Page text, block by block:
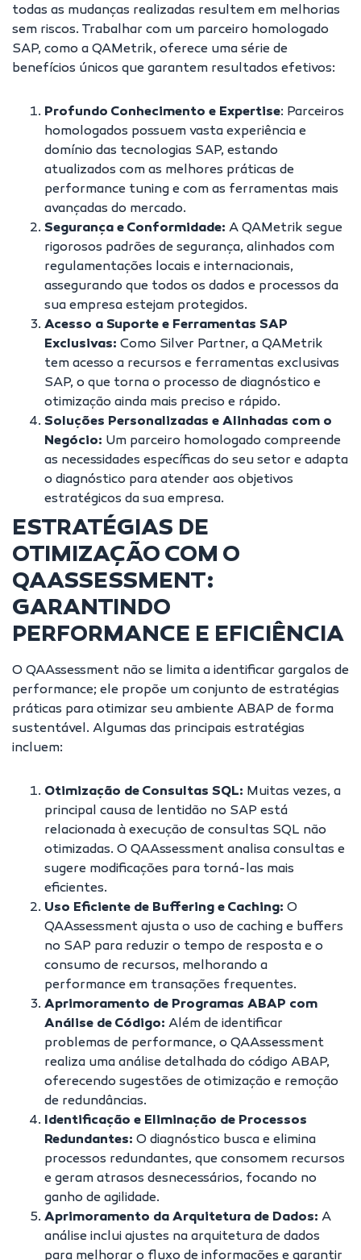
todas as mudanças realizadas resultem em melhorias
sem riscos. Trabalhar com um parceiro homologado
SAP, como a QAMetrik, oferece uma série de
benefícios únicos que garantem resultados efetivos:
Profundo Conhecimento e Expertise: Parceiros
homologados possuem vasta experiência e
domínio das tecnologias SAP, estando
atualizados com as melhores práticas de
performance tuning e com as ferramentas mais
avançadas do mercado.
Segurança e Conformidade: A QAMetrik segue
rigorosos padrões de segurança, alinhados com
regulamentações locais e internacionais,
assegurando que todos os dados e processos da
sua empresa estejam protegidos.
Acesso a Suporte e Ferramentas SAP
Exclusivas: Como Silver Partner, a QAMetrik
tem acesso a recursos e ferramentas exclusivas
SAP, o que torna o processo de diagnóstico e
otimização ainda mais preciso e rápido.
Soluções Personalizadas e Alinhadas com o
Negócio: Um parceiro homologado compreende
as necessidades específicas do seu setor e adapta
o diagnóstico para atender aos objetivos
estratégicos da sua empresa.
ESTRATÉGIAS DE
OTIMIZAÇÃO COM O
QAASSESSMENT:
GARANTINDO
PERFORMANCE E EFICIÊNCIA
O QAAssessment não se limita a identificar gargalos de
performance; ele propõe um conjunto de estratégias
práticas para otimizar seu ambiente ABAP de forma
sustentável. Algumas das principais estratégias
incluem:
Otimização de Consultas SQL: Muitas vezes, a
principal causa de lentidão no SAP está
relacionada à execução de consultas SQL não
otimizadas. O QAAssessment analisa consultas e
sugere modificações para torná-las mais
eficientes.
Uso Eficiente de Buffering e Caching: O
QAAssessment ajusta o uso de caching e buffers
no SAP para reduzir o tempo de resposta e o
consumo de recursos, melhorando a
performance em transações frequentes.
Aprimoramento de Programas ABAP com
Análise de Código: Além de identificar
problemas de performance, o QAAssessment
realiza uma análise detalhada do código ABAP,
oferecendo sugestões de otimização e remoção
de redundâncias.
Identificação e Eliminação de Processos
Redundantes: O diagnóstico busca e elimina
processos redundantes, que consomem recursos
e geram atrasos desnecessários, focando no
ganho de agilidade.
Aprimoramento da Arquitetura de Dados: A
análise inclui ajustes na arquitetura de dados
para melhorar o fluxo de informações e garantir